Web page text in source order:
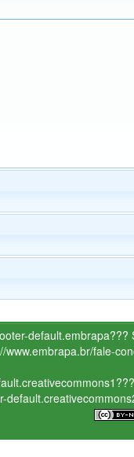
default.embrapa???
www.embrapa.br/fale-